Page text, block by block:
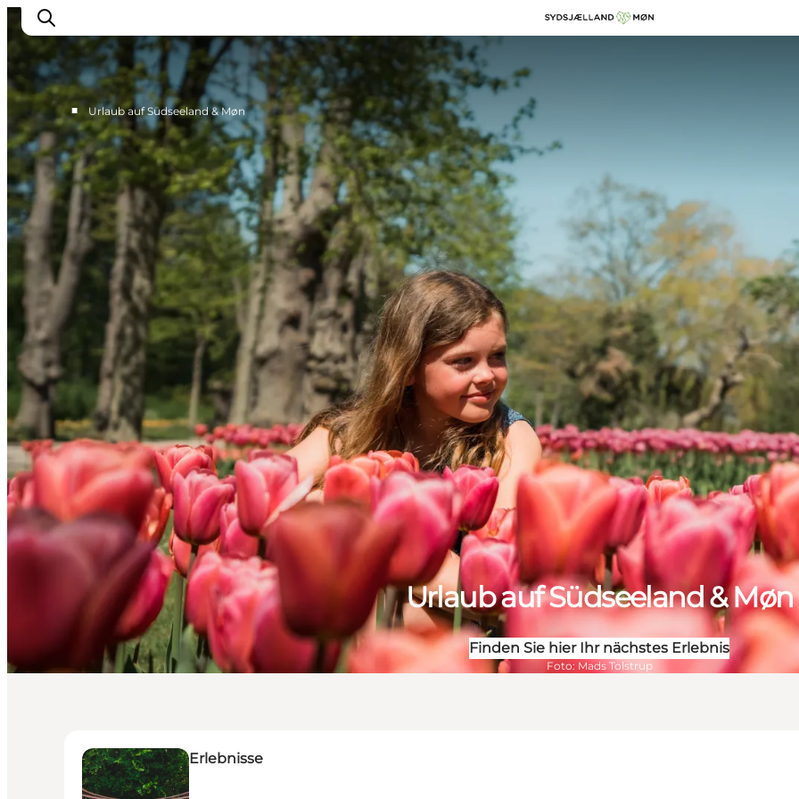
Erleben
Städte und Orte
Events
Essen
Unterkunft
Reise planen
■ Urlaub auf Südseeland & Møn
Urlaub auf Südseeland & Møn
Finden Sie hier Ihr nächstes Erlebnis
Foto: Mads Tolstrup
Erlebnisse